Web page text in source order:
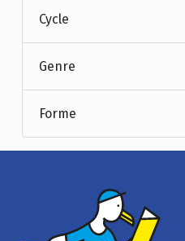
Cycle
Genre
Forme